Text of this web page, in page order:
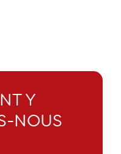
Y
NOUS